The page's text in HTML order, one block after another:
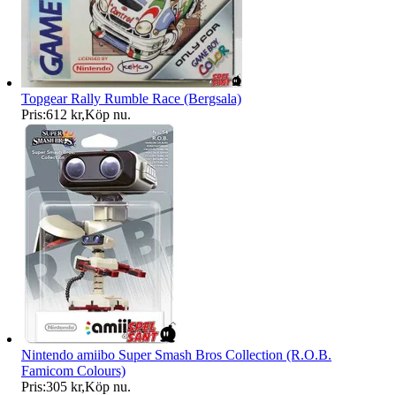
Topgear Rally Rumble Race (Bergsala)
Pris:612 kr,Köp nu.
Nintendo amiibo Super Smash Bros Collection (R.O.B.
Famicom Colours)
Pris:305 kr,Köp nu.